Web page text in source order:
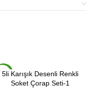
-11%
5li Karışık Desenli Renkli
Soket Çorap Seti-1